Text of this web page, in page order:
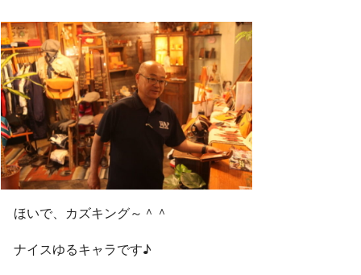
ほいで、カズキング～＾＾
ナイスゆるキャラです♪